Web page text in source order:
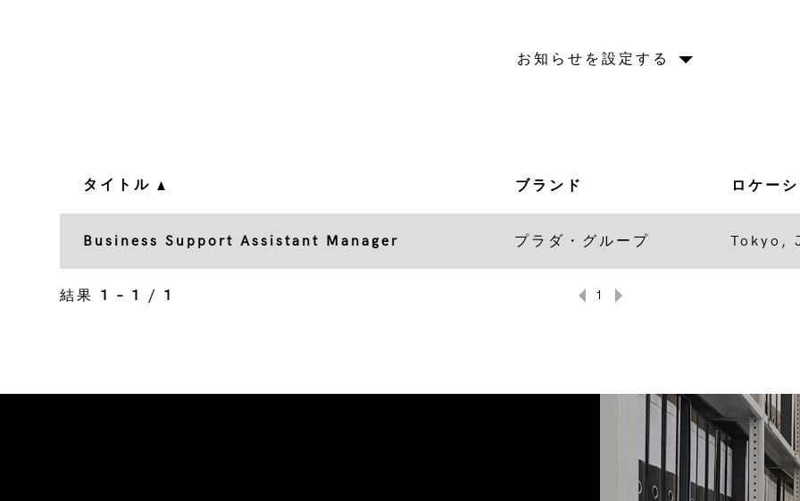
お知らせを設定する
タイトル ブランド ロケー
Business Support Assistant Manager プラダ・グループ Tokyo,
結果 1 – 1 / 1 1